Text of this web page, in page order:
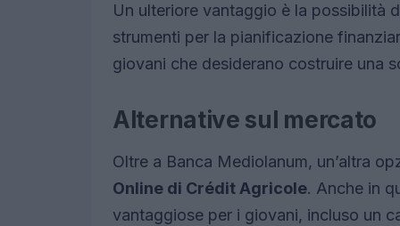
Un ulteriore vantaggio è la possibilità
strumenti per la pianificazione
giovani che desiderano costruire una
Alternative sul mercato
Oltre a Banca Mediolanum, un’altra
Online di Crédit Agricole. Anche in
vantaggiose per i giovani, incluso un